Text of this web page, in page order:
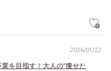
2026/01/22
を目指す！大人の“痩せた